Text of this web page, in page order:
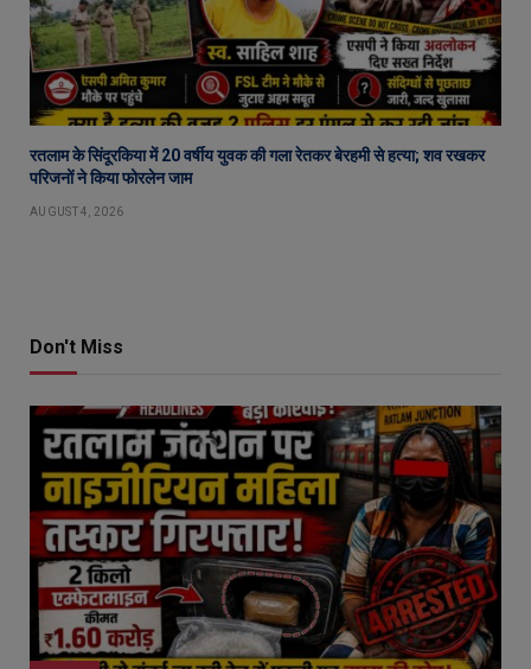
रतलाम के सिंदूरकिया में 20 वर्षीय युवक की गला रेतकर बेरहमी से हत्या; शव रखकर
परिजनों ने किया फोरलेन जाम
AUGUST 4, 2026
Don't Miss